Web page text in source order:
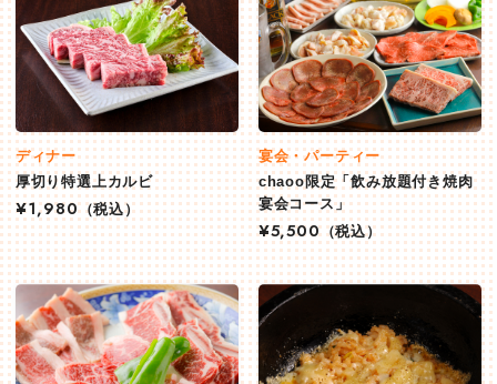
ディナー
厚切り特選上カルビ
¥1,980（税込）
宴会・パーティー
chaoo限定「飲み放題付き焼肉
宴会コース」
¥5,500（税込）